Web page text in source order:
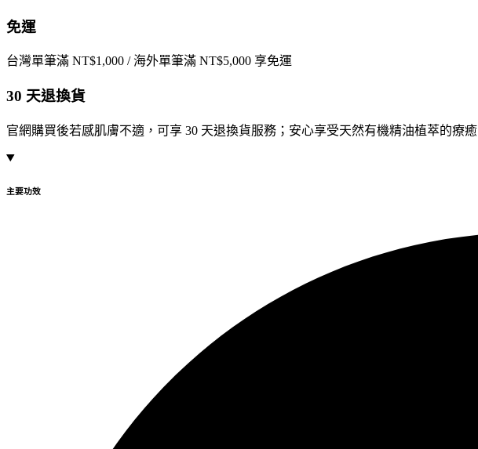
免運
台灣單筆滿 NT$1,000 / 海外單筆滿 NT$5,000 享免運
30 天退換貨
官網購買後若感肌膚不適，可享 30 天退換貨服務；安心享受天然有機精油植萃的療癒
主要功效